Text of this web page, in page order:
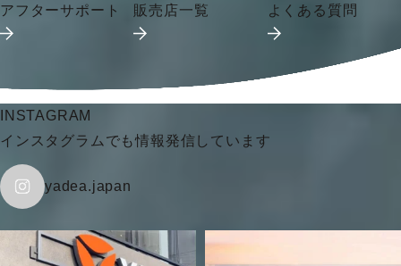
アフターサポート
販売店一覧
よくある質問
INSTAGRAM
インスタグラムでも情報発信しています
yadea.japan